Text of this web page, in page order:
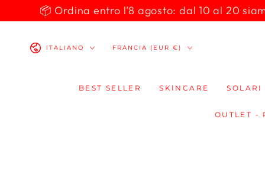
PASSA AL
CONTENUTO
📦 Ordina entro l'8 agosto: dal 10 al 20
LinguaITALIANO
Paese/Area
FRANCIA (EUR €)
BEST SELLER SKINCARE SOLARI
OUTLET -